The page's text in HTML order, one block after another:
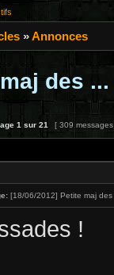
»Annonces
des ...
1 sur 21 [ 309
[18/06/2012] Petite maj des
!